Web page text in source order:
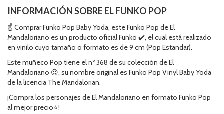
INFORMACIÓN SOBRE EL FUNKO POP
☝ Comprar Funko Pop Baby Yoda, este Funko Pop de El
Mandaloriano es un producto oficial Funko ✔️, el cual está realizado
en vinilo cuyo tamaño o formato es de 9 cm (Pop Estandar).
Este muñeco Pop tiene el nº 368 de su colección de El
Mandaloriano 😍, su nombre original es Funko Pop Vinyl Baby Yoda
de la licencia The Mandalorian.
¡Compra los personajes de El Mandaloriano en formato Funko Pop
al mejor precio⭐!